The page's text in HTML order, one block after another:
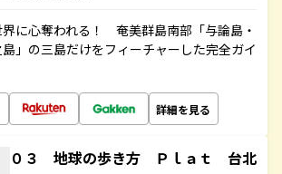
に心奪われる！ 奄美群島南部「与論島・
」の三島だけをフィーチャーした完全ガイ
詳細を見る
０３ 地球の歩き方 Ｐｌａｔ 台北